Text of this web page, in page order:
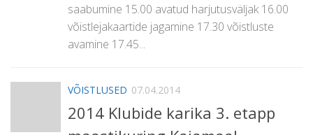
saabumine 15.00 avatud harjutusväljak 16.00
võistlejakaartide jagamine 17.30 võistluste
avamine 17.45...
VÕISTLUSED 07.04.2014
2014 Klubide karika 3. etapp